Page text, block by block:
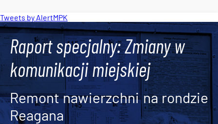
Tweets by AlertMPK
Raport specjalny: Zmiany w
komunikacji miejskiej
Remont nawierzchni na rondzie
Reagana